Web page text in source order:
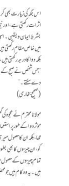
اس جگہ کی زیارت بھی
اثرات رکھتی ہے،
بشرطِ ایمان و یقین۔
میں خاص مقام رکھتی
بلکہ دوا کا درجہ
“جس شخص نے صبح کے
دے سکتے۔”
(صحیح بخاری)
مولانا محترم نے
مؤثر دوا کے طور پر
تھا، بلکہ ان کا حصول
کو، ان چیزوں کا بھی
تمام چیزوں کے حصول
ہیں۔ یہ وہ کام ہیں